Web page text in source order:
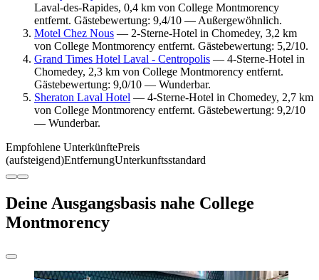
Laval-des-Rapides, 0,4 km von College Montmorency
entfernt. Gästebewertung: 9,4/10 — Außergewöhnlich.
Motel Chez Nous — 2-Sterne-Hotel in Chomedey, 3,2 km
von College Montmorency entfernt. Gästebewertung: 5,2/10.
Grand Times Hotel Laval - Centropolis — 4-Sterne-Hotel in
Chomedey, 2,3 km von College Montmorency entfernt.
Gästebewertung: 9,0/10 — Wunderbar.
Sheraton Laval Hotel — 4-Sterne-Hotel in Chomedey, 2,7 km
von College Montmorency entfernt. Gästebewertung: 9,2/10
— Wunderbar.
Empfohlene UnterkünftePreis
(aufsteigend)EntfernungUnterkunftsstandard
Deine Ausgangsbasis nahe College
Montmorency